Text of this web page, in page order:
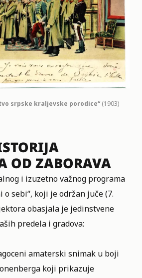
srpske kraljevske porodice“ (1903)
OD ZABORAVA
i izuzetno važnog programa
o sebi“, koji je održan juče (7.
obasjala je jedinstvene
predela i gradova:
amaterski snimak u boji
koji prikazuje